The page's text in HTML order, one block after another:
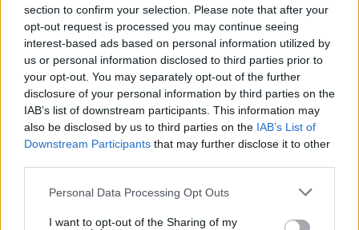
section to confirm your selection. Please note that after your
opt-out request is processed you may continue seeing
interest-based ads based on personal information utilized by
us or personal information disclosed to third parties prior to
your opt-out. You may separately opt-out of the further
disclosure of your personal information by third parties on the
IAB’s list of downstream participants. This information may
also be disclosed by us to third parties on the IAB’s List of
Downstream Participants that may further disclose it to other
Personal Data Processing Opt Outs
I want to opt-out of the Sharing of my
Wiedza ogólna
Quiz wiedzy ogólnej z motywem marzeń -